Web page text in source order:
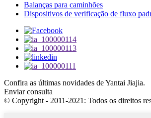
Balanças para caminhões
Dispositivos de verificação de fluxo
Confira as últimas novidades de Yantai Jiajia.
Enviar consulta
© Copyright - 2011-2021: Todos os direitos